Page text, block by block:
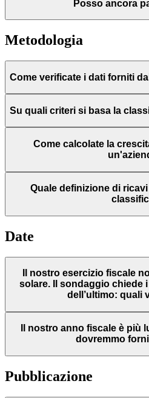
Posso ancora
Metodologia
Come verificate i dati forniti
Su quali criteri si basa la
Come calcolate la
Quale definizione di
Date
Il nostro esercizio fiscale
solare. Il sondaggio chiede
dell’ultimo: quali
Il nostro anno fiscale è più
dovremmo
Pubblicazione